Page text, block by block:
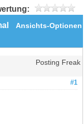
Ansichts-Optionen
Posting Freak
#1